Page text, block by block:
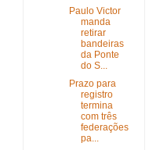
Paulo Victor
manda
retirar
bandeiras
da Ponte
do S...
Prazo para
registro
termina
com três
federações
pa...